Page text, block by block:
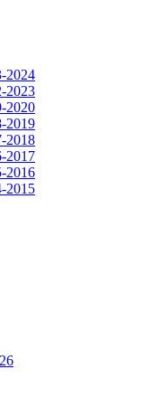
2024
2023
2020
2019
2018
2017
2016
2015